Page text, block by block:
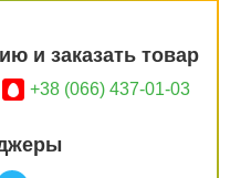
и заказать товар
+38 (066) 437-01-03